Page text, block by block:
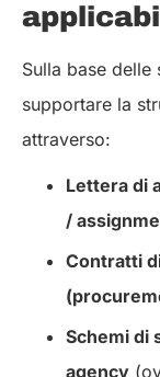
Sulla base
supportare la
attraverso:
Lettera di
/
Contratti
Schemi di
agency